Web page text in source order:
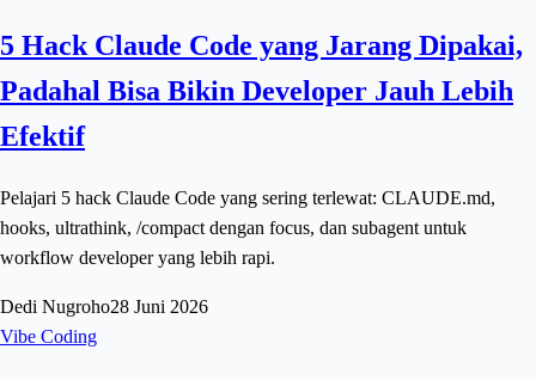
5 Hack Claude Code yang Jarang Dipakai,
Padahal Bisa Bikin Developer Jauh Lebih
Efektif
Pelajari 5 hack Claude Code yang sering terlewat: CLAUDE.md,
hooks, ultrathink, /compact dengan focus, dan subagent untuk
workflow developer yang lebih rapi.
Dedi Nugroho28 Juni 2026
Vibe Coding